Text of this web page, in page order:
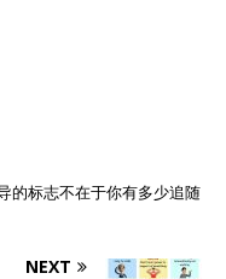
的标志不在于你有多少追随
NEXT